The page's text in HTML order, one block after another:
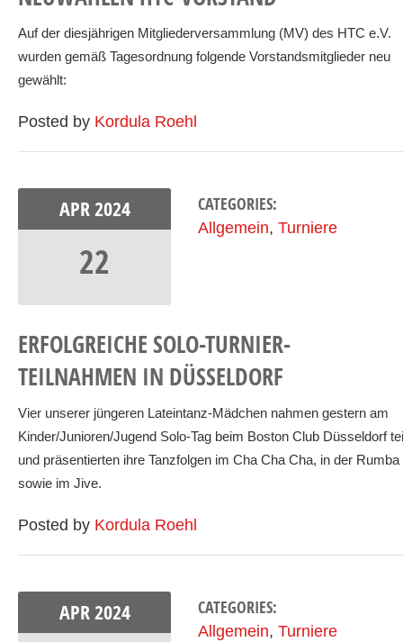
Auf der diesjährigen Mitgliederversammlung (MV) des HTC e.V.
wurden gemäß Tagesordnung folgende Vorstandsmitglieder neu
gewählt:
Posted by Kordula Roehl
APR2024
22
CATEGORIES:
Allgemein, Turniere
ERFOLGREICHE SOLO-TURNIER-
TEILNAHMEN IN DÜSSELDORF
Vier unserer jüngeren Lateintanz-Mädchen nahmen gestern am
Kinder/Junioren/Jugend Solo-Tag beim Boston Club Düsseldorf
und präsentierten ihre Tanzfolgen im Cha Cha Cha, in der Rumba
sowie im Jive.
Posted by Kordula Roehl
APR2024 CATEGORIES:
Allgemein, Turniere